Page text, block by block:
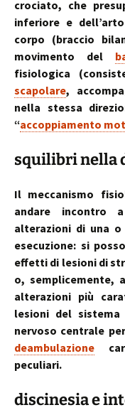
crociato, che
inferiore e
corpo (braccio
movimento del
fisiologica
scapolare,
nella stessa
“accoppiamento
squilibri nella
Il meccanismo
andare incontro
alterazioni di una
esecuzione: si
effetti di lesioni di
o, semplicemente,
alterazioni più
lesioni del
nervoso centrale
deambulazione
peculiari.
discinesia e